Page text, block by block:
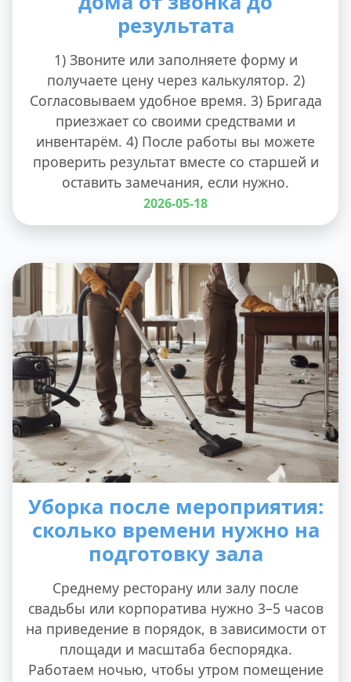
результата
1) Звоните или заполняете форму и
получаете цену через калькулятор. 2)
Согласовываем удобное время. 3) Бригада
приезжает со своими средствами и
инвентарём. 4) После работы вы можете
проверить результат вместе со старшей и
оставить замечания, если нужно.
2026-05-18
Уборка после мероприятия:
сколько времени нужно на
подготовку зала
Среднему ресторану или залу после
свадьбы или корпоратива нужно 3–5 часов
на приведение в порядок, в зависимости от
площади и масштаба беспорядка.
Работаем ночью, чтобы утром помещение